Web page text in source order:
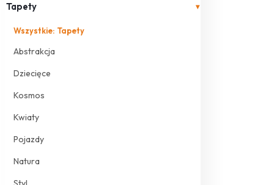
Tapety ▾
Wszystkie: Tapety
Abstrakcja
Dziecięce
Kosmos
Kwiaty
Pojazdy
Natura